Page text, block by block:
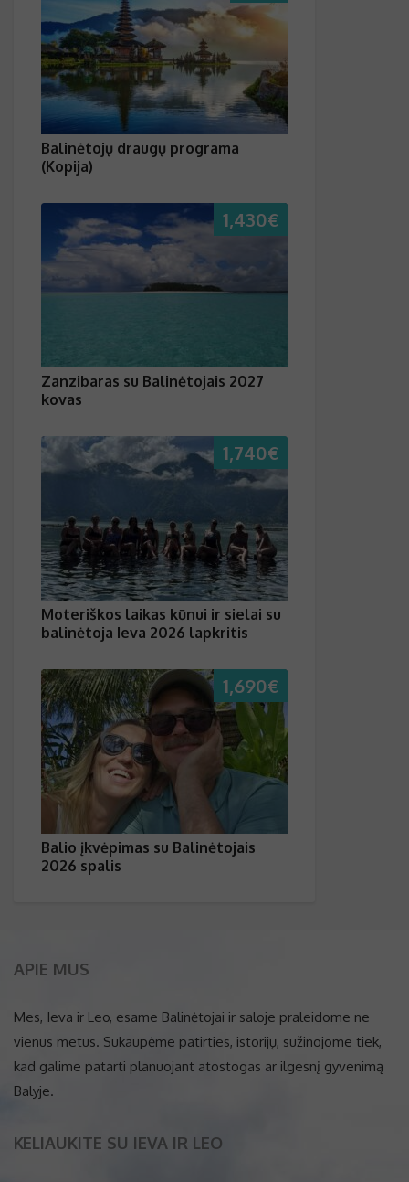
Balinėtojų draugų programa
(Kopija)
1,430€
Zanzibaras su Balinėtojais 2027
kovas
1,740€
Moteriškos laikas kūnui ir sielai su
balinėtoja Ieva 2026 lapkritis
1,690€
Balio įkvėpimas su Balinėtojais
2026 spalis
APIE MUS
Mes, Ieva ir Leo, esame Balinėtojai ir saloje praleidome ne
vienus metus. Sukaupėme patirties, istorijų, sužinojome tiek,
kad galime patarti planuojant atostogas ar ilgesnį gyvenimą
Balyje.
KELIAUKITE SU IEVA IR LEO